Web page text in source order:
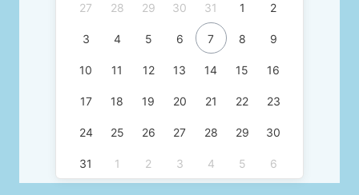
27 28 29 30 31 1 2
3 4 5 6 7 8 9
10 11 12 13 14 15 16
17 18 19 20 21 22 23
24 25 26 27 28 29 30
31 1 2 3 4 5 6